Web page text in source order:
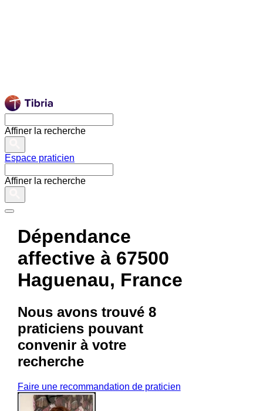
Affiner la recherche
Espace praticien
Affiner la recherche
Dépendance
affective à 67500
Haguenau, France
Nous avons trouvé 8
praticienspouvant
convenir à votre
recherche
Faire une recommandation de praticien